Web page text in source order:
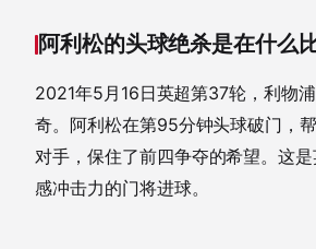
阿利松的头球绝杀是在什么
2021年5月16日英超第37轮，利物
奇。阿利松在第95分钟头球破门，
对手，保住了前四争夺的希望。这
感冲击力的门将进球。